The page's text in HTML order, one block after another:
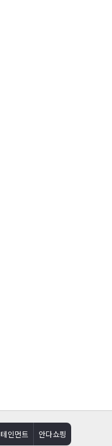
인먼트 안다쇼핑